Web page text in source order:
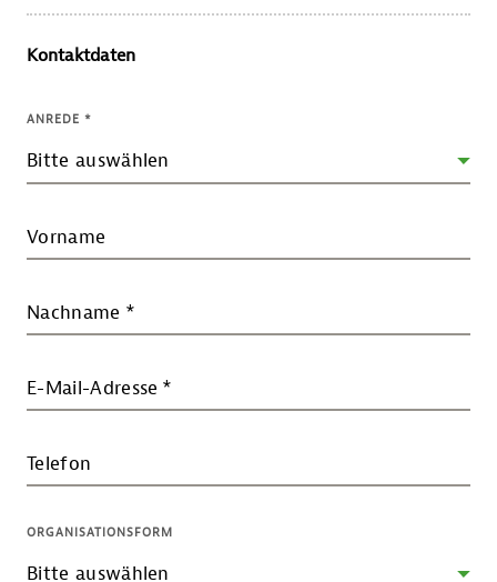
Kontaktdaten
ANREDE *
Vorname
Nachname *
E-Mail-Adresse *
Telefon
ORGANISATIONSFORM